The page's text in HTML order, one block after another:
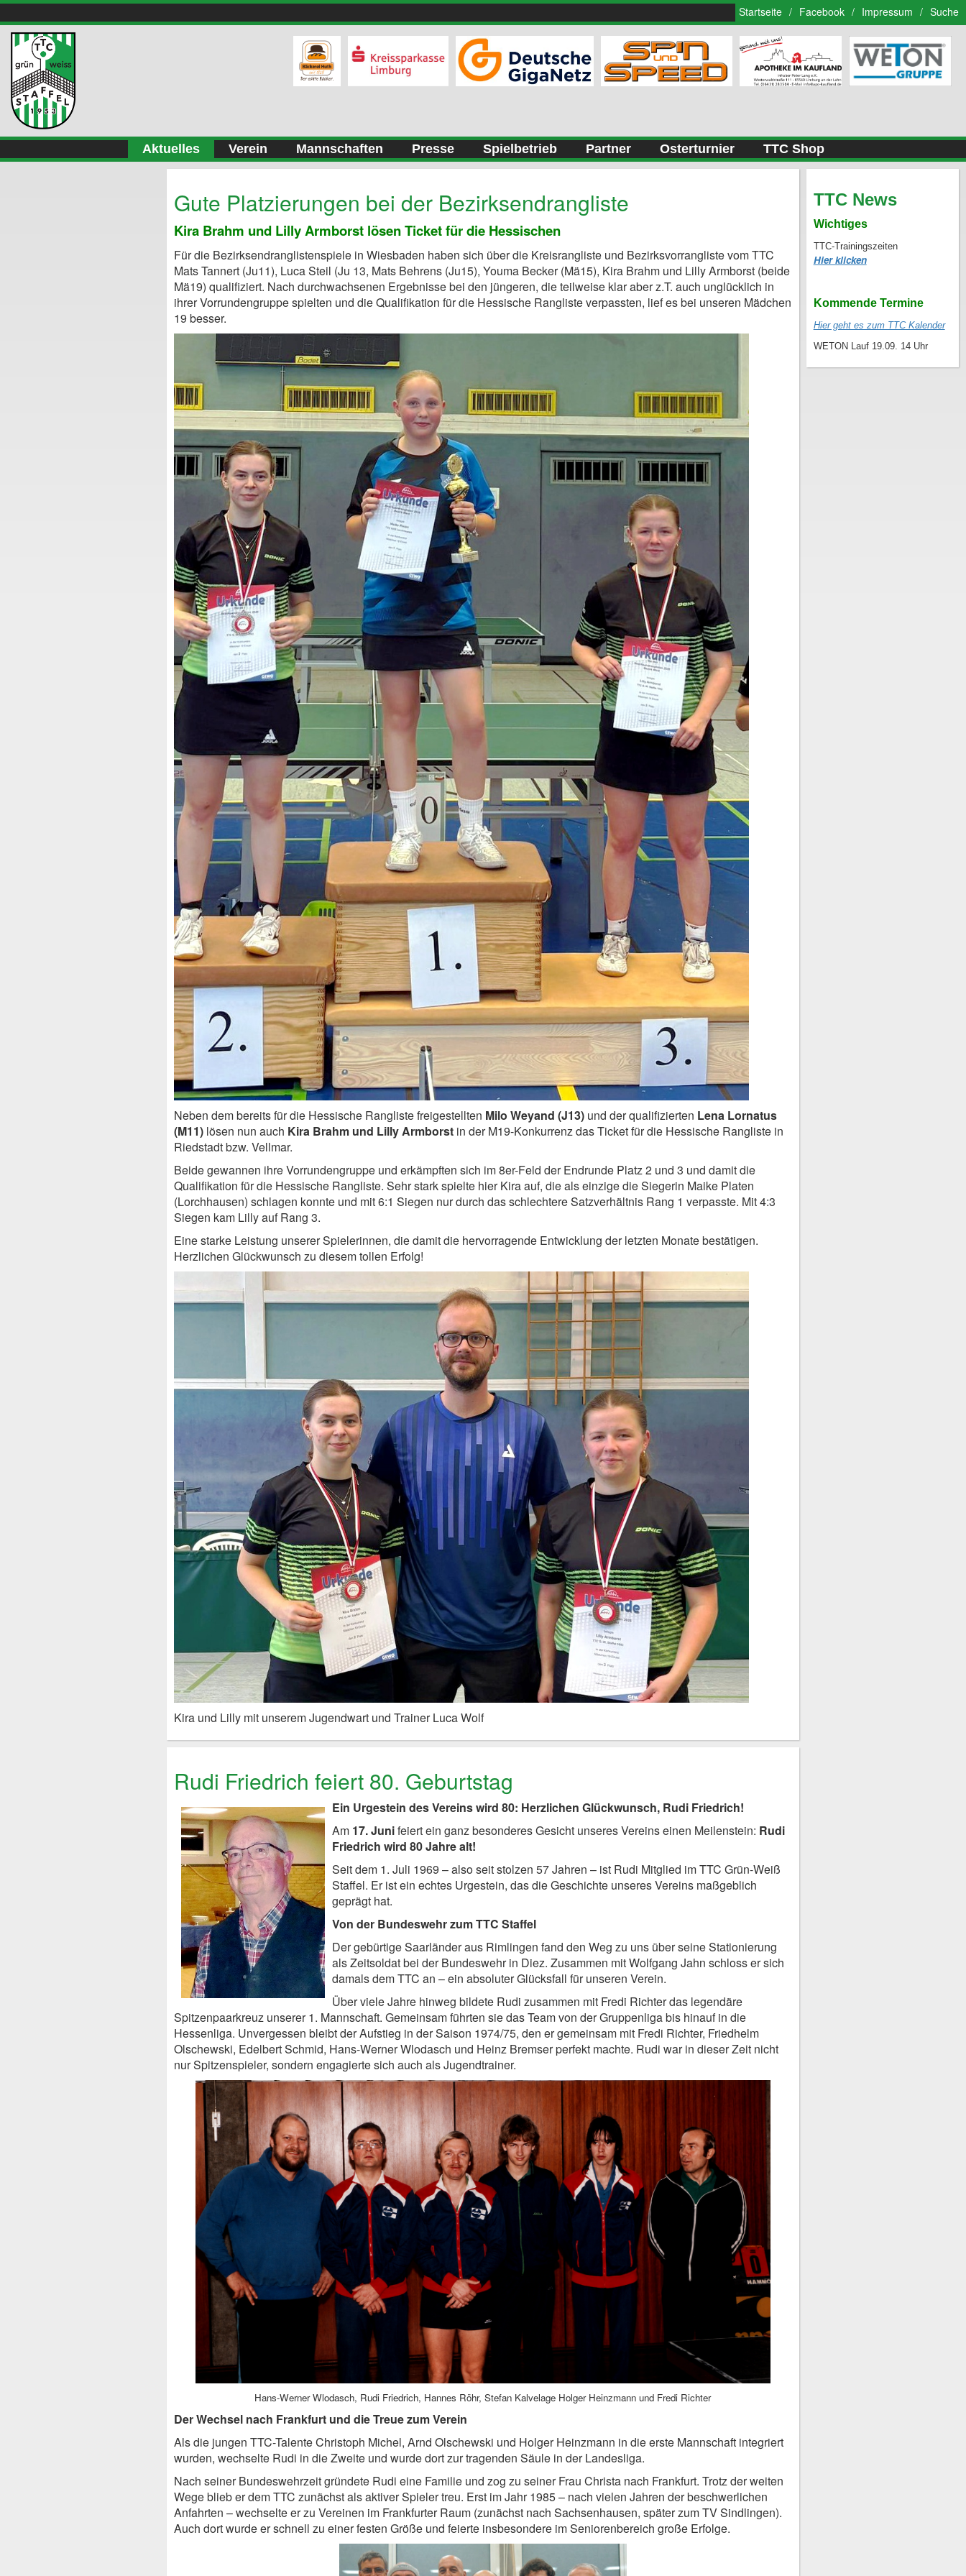
Startseite / Facebook / Impressum / Suche
Aktuelles Verein Mannschaften Presse Spielbetrieb Partner Osterturnier TTC Shop
Gute Platzierungen bei der Bezirksendrangliste
Kira Brahm und Lilly Armborst lösen Ticket für die Hessischen
Für die Bezirksendranglistenspiele in Wiesbaden haben sich über die Kreisrangliste und Bezirksvorrangliste vom TTC
Mats Tannert (Ju11), Luca Steil (Ju 13, Mats Behrens (Ju15), Youma Becker (Mä15), Kira Brahm und Lilly Armborst (beide
Mä19) qualifiziert. Nach durchwachsenen Ergebnisse bei den jüngeren, die teilweise klar aber z.T. auch unglücklich in
ihrer Vorrundengruppe spielten und die Qualifikation für die Hessische Rangliste verpassten, lief es bei unseren Mädchen
19 besser.
Neben dem bereits für die Hessische Rangliste freigestellten Milo Weyand (J13) und der qualifizierten Lena Lornatus
(M11) lösen nun auch Kira Brahm und Lilly Armborst in der M19-Konkurrenz das Ticket für die Hessische Rangliste in
Riedstadt bzw. Vellmar.
Beide gewannen ihre Vorrundengruppe und erkämpften sich im 8er-Feld der Endrunde Platz 2 und 3 und damit die
Qualifikation für die Hessische Rangliste. Sehr stark spielte hier Kira auf, die als einzige die Siegerin Maike Platen
(Lorchhausen) schlagen konnte und mit 6:1 Siegen nur durch das schlechtere Satzverhältnis Rang 1 verpasste. Mit 4:3
Siegen kam Lilly auf Rang 3.
Eine starke Leistung unserer Spielerinnen, die damit die hervorragende Entwicklung der letzten Monate bestätigen.
Herzlichen Glückwunsch zu diesem tollen Erfolg!
Kira und Lilly mit unserem Jugendwart und Trainer Luca Wolf
Rudi Friedrich feiert 80. Geburtstag
Ein Urgestein des Vereins wird 80: Herzlichen Glückwunsch, Rudi Friedrich!
Am 17. Junifeiert ein ganz besonderes Gesicht unseres Vereins einen Meilenstein: Rudi
Friedrich wird 80 Jahre alt!
Seit dem 1. Juli 1969 – also seit stolzen 57 Jahren – ist Rudi Mitglied im TTC Grün-Weiß
Staffel. Er ist ein echtes Urgestein, das die Geschichte unseres Vereins maßgeblich
geprägt hat.
Von der Bundeswehr zum TTC Staffel
Der gebürtige Saarländer aus Rimlingen fand den Weg zu uns über seine Stationierung
als Zeitsoldat bei der Bundeswehr in Diez. Zusammen mit Wolfgang Jahn schloss er sich
damals dem TTC an – ein absoluter Glücksfall für unseren Verein.
Über viele Jahre hinweg bildete Rudi zusammen mit Fredi Richter das legendäre
Spitzenpaarkreuz unserer 1. Mannschaft. Gemeinsam führten sie das Team von der Gruppenliga bis hinauf in die
Hessenliga. Unvergessen bleibt der Aufstieg in der Saison 1974/75, den er gemeinsam mit Fredi Richter, Friedhelm
Olschewski, Edelbert Schmid, Hans-Werner Wlodasch und Heinz Bremser perfekt machte. Rudi war in dieser Zeit nicht
nur Spitzenspieler, sondern engagierte sich auch als Jugendtrainer.
Hans-Werner Wlodasch, Rudi Friedrich, Hannes Röhr, Stefan Kalvelage Holger Heinzmann und Fredi Richter
Der Wechsel nach Frankfurt und die Treue zum Verein
Als die jungen TTC-Talente Christoph Michel, Arnd Olschewski und Holger Heinzmann in die erste Mannschaft integriert
wurden, wechselte Rudi in die Zweite und wurde dort zur tragenden Säule in der Landesliga.
Nach seiner Bundeswehrzeit gründete Rudi eine Familie und zog zu seiner Frau Christa nach Frankfurt. Trotz der weiten
Wege blieb er dem TTC zunächst als aktiver Spieler treu. Erst im Jahr 1985 – nach vielen Jahren der beschwerlichen
Anfahrten – wechselte er zu Vereinen im Frankfurter Raum (zunächst nach Sachsenhausen, später zum TV Sindlingen).
Auch dort wurde er schnell zu einer festen Größe und feierte insbesondere im Seniorenbereich große Erfolge.
TTC News
Wichtiges
TTC-Trainingszeiten
Hier klicken
Kommende Termine
Hier geht es zum TTC Kalender
WETON Lauf 19.09. 14 Uhr